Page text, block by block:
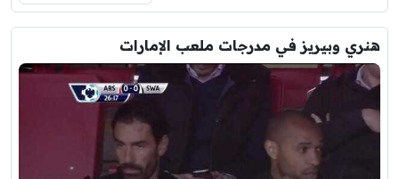
هنري وبيريز في مدرجات ملعب الإمارات